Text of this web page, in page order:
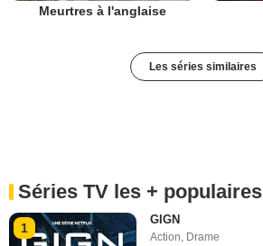
Meurtres à l'anglaise
Les séries similaires
Séries TV les + populaires
1
GIGN
Action, Drame